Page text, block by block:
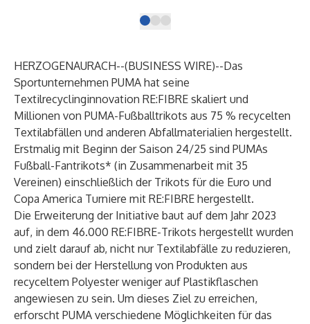
HERZOGENAURACH--(BUSINESS WIRE)--Das
Sportunternehmen PUMA hat seine
Textilrecyclinginnovation RE:FIBRE skaliert und
Millionen von PUMA-Fußballtrikots aus 75 % recycelten
Textilabfällen und anderen Abfallmaterialien hergestellt.
Erstmalig mit Beginn der Saison 24/25 sind PUMAs
Fußball-Fantrikots* (in Zusammenarbeit mit 35
Vereinen) einschließlich der Trikots für die Euro und
Copa America Turniere mit RE:FIBRE hergestellt.
Die Erweiterung der Initiative baut auf dem Jahr 2023
auf, in dem 46.000 RE:FIBRE-Trikots hergestellt wurden
und zielt darauf ab, nicht nur Textilabfälle zu reduzieren,
sondern bei der Herstellung von Produkten aus
recyceltem Polyester weniger auf Plastikflaschen
angewiesen zu sein. Um dieses Ziel zu erreichen,
erforscht PUMA verschiedene Möglichkeiten für das